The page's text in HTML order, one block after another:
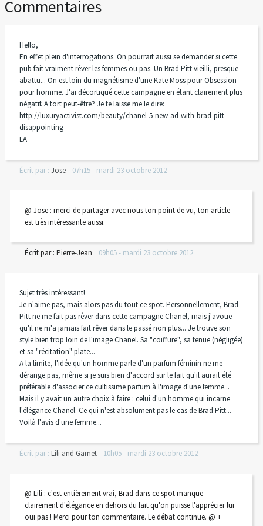
Commentaires
Hello,
En effet plein d'interrogations. On pourrait aussi se demander si cette
pub fait vraiment rêver les femmes ou pas. Un Brad Pitt vieilli, presque
abattu... On est loin du magnétisme d'une Kate Moss pour Obsession
pour homme. J'ai décortiqué cette campagne en étant clairement plus
négatif. A tort peut-être? Je te laisse me le dire:
http://luxuryactivist.com/beauty/chanel-5-new-ad-with-brad-pitt-
disappointing
LA
Écrit par : Jose 07h15- mardi 23 octobre 2012
@ Jose : merci de partager avec nous ton point de vu, ton article
est très intéressante aussi.
Écrit par : Pierre-Jean 09h05- mardi 23 octobre 2012
Sujet très intéressant!
Je n'aime pas, mais alors pas du tout ce spot. Personnellement, Brad
Pitt ne me fait pas rêver dans cette campagne Chanel, mais j'avoue
qu'il ne m'a jamais fait rêver dans le passé non plus... Je trouve son
style bien trop loin de l'image Chanel. Sa "coiffure", sa tenue (négligée)
et sa "récitation" plate...
A la limite, l'idée qu'un homme parle d'un parfum féminin ne me
dérange pas, même si je suis bien d'accord sur le fait qu'il aurait été
préférable d'associer ce cultissime parfum à l'image d'une femme...
Mais il y avait un autre choix à faire : celui d'un homme qui incarne
l'élégance Chanel. Ce qui n'est absolument pas le cas de Brad Pitt...
Voilà l'avis d'une femme...
Écrit par : Lili and Garnet 10h05- mardi 23 octobre 2012
@ Lili : c'est entièrement vrai, Brad dans ce spot manque
clairement d'élégance en dehors du fait qu'on puisse l'apprécier lui
oui pas ! Merci pour ton commentaire. Le débat continue. @ +